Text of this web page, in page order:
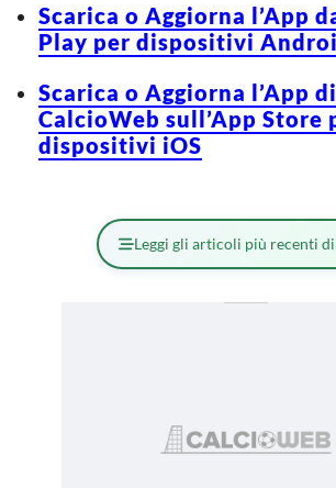
Scarica o Aggiorna l’App
Play per dispositivi
Scarica o Aggiorna l’App di
CalcioWeb sull’App Store
dispositivi iOS
Leggi gli articoli più recenti di